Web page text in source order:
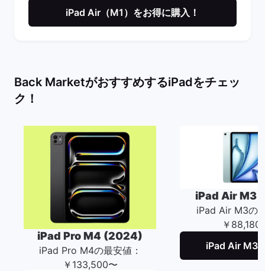
iPad Air（M1）をお得に購入！
Back MarketがおすすめするiPadをチェッ
ク！
iPad Pro M4 (2024)
iPad Pro M4の最安値：
￥133,500〜
iPad Air M3
iPad Air M3の
￥88,180
iPad Air M3